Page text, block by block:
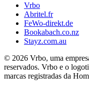
Vrbo
Abritel.fr
FeWo-direkt.de
Bookabach.co.nz
Stayz.com.au
© 2026 Vrbo, uma
reservados. Vrbo e o
marcas registradas da